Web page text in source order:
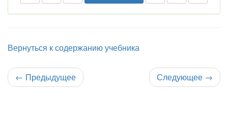
Вернуться к содержанию учебника
← Предыдущее Следующее →